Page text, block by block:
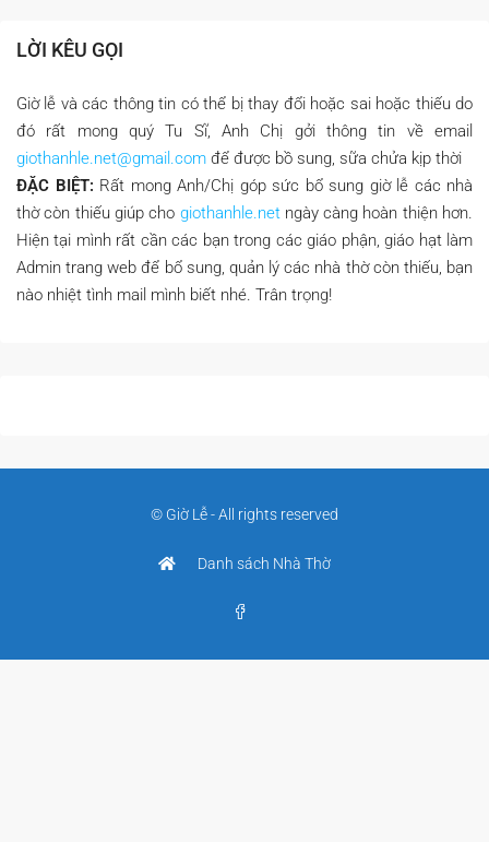
LỜI KÊU GỌI
Giờ lễ và các thông tin có thể bị thay đổi hoặc sai hoặc thiếu do
đó rất mong quý Tu Sĩ, Anh Chị gởi thông tin về email
giothanhle.net@gmail.com để được bồ sung, sữa chửa kịp thời
ĐẶC BIỆT: Rất mong Anh/Chị góp sức bổ sung giờ lễ các nhà
thờ còn thiếu giúp cho giothanhle.netngày càng hoàn thiện hơn.
Hiện tại mình rất cần các bạn trong các giáo phận, giáo hạt làm
Admin trang web để bổ sung, quản lý các nhà thờ còn thiếu, bạn
nào nhiệt tình mail mình biết nhé. Trân trọng!
© Giờ Lễ - All rights reserved
Danh sách Nhà Thờ